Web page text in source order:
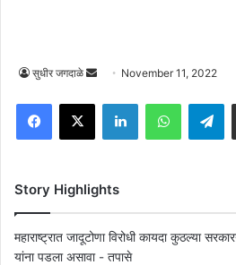
सुधीर जगदाळे
Send
email
November 11, 2022
Facebook
X LinkedIn
Story Highlights
महाराष्ट्रात जादूटोणा विरोधी कायदा कुठल्या
यांना पडला असावा - तपासे